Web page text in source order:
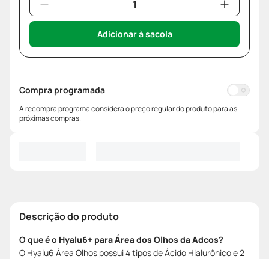
Adicionar à sacola
Compra programada
A recompra programa considera o preço regular do produto para as
próximas compras.
Descrição do produto
O que é o Hyalu6+ para Área dos Olhos da Adcos?
O Hyalu6 Área Olhos possui 4 tipos de Ácido Hialurônico e 2